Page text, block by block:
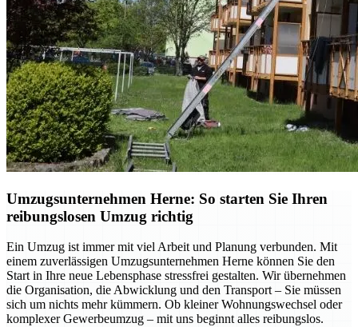
Umzugsunternehmen Herne: So starten Sie Ihren
reibungslosen Umzug richtig
Ein Umzug ist immer mit viel Arbeit und Planung verbunden. Mit
einem zuverlässigen Umzugsunternehmen Herne können Sie den
Start in Ihre neue Lebensphase stressfrei gestalten. Wir übernehmen
die Organisation, die Abwicklung und den Transport – Sie müssen
sich um nichts mehr kümmern. Ob kleiner Wohnungswechsel oder
komplexer Gewerbeumzug – mit uns beginnt alles reibungslos.